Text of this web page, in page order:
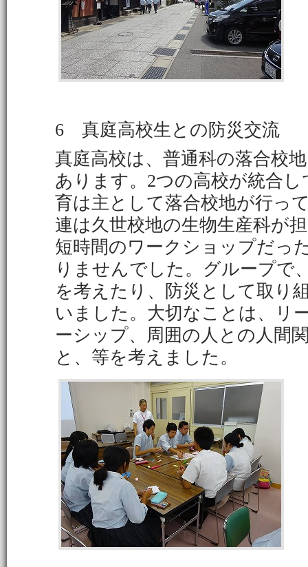
6 真庭高校生との防災交流
真庭高校は、普通科の落合校
あります。2つの高校が統合
育は主として落合校地が行っ
連は久世校地の生物生産科が
短時間のワークショップだっ
りませんでした。グループで
を考えたり、防災として取り
いました。大切なことは、リ
ーシップ、周囲の人との人間
と、等を考えました。